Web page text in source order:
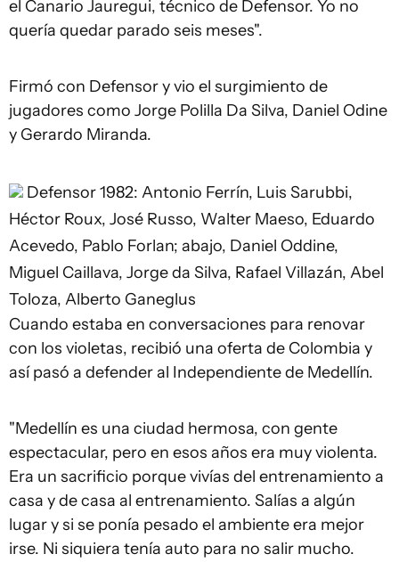
el Canario Jauregui, técnico de Defensor. Yo no
quería quedar parado seis meses".
Firmó con Defensor y vio el surgimiento de
jugadores como Jorge Polilla Da Silva, Daniel Odine
y Gerardo Miranda.
Defensor 1982: Antonio Ferrín, Luis Sarubbi,
Héctor Roux, José Russo, Walter Maeso, Eduardo
Acevedo, Pablo Forlan; abajo, Daniel Oddine,
Miguel Caillava, Jorge da Silva, Rafael Villazán, Abel
Toloza, Alberto Ganeglus
Cuando estaba en conversaciones para renovar
con los violetas, recibió una oferta de Colombia y
así pasó a defender al Independiente de Medellín.
"Medellín es una ciudad hermosa, con gente
espectacular, pero en esos años era muy violenta.
Era un sacrificio porque vivías del entrenamiento a
casa y de casa al entrenamiento. Salías a algún
lugar y si se ponía pesado el ambiente era mejor
irse. Ni siquiera tenía auto para no salir mucho.